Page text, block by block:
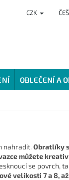
CZK
OBLEČENÍ A
nahradit. Obratlíky
můžete
se povrch,
velikosti 7 a 8,